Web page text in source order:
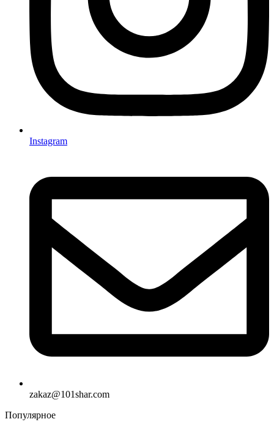
Instagram
zakaz@101shar.com
Популярное